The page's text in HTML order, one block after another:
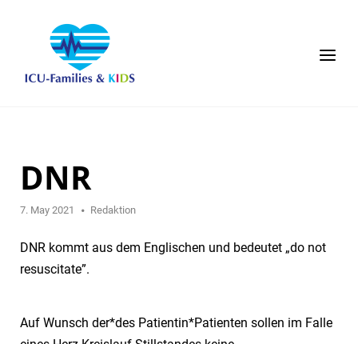
Menu
DNR
7. May 2021 Redaktion
DNR kommt aus dem Englischen und bedeutet „do not
resuscitate”.
Auf Wunsch der*des Patientin*Patienten sollen im Falle